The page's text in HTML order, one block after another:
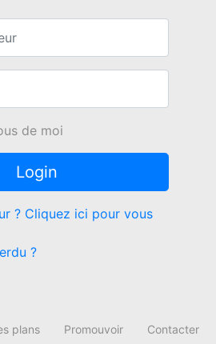
de moi
? Cliquez ici pour vous
?
plans Promouvoir Contacter